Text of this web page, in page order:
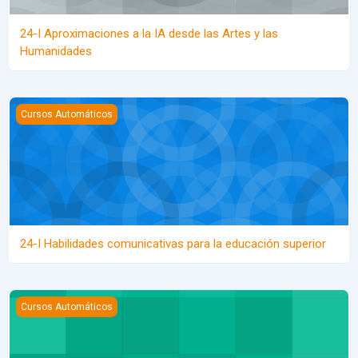
24-I Aproximaciones a la IA desde las Artes y las
Humanidades
24-I Habilidades comunicativas para la educación superior
Cursos Automáticos
24-I Habilidades comunicativas para la educación superior
24-I Machine Learning aplicado a la investigación científica
Cursos Automáticos